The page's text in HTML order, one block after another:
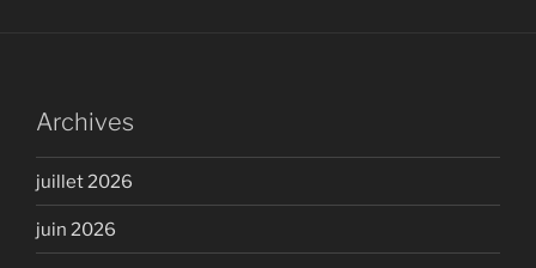
Archives
juillet 2026
juin 2026